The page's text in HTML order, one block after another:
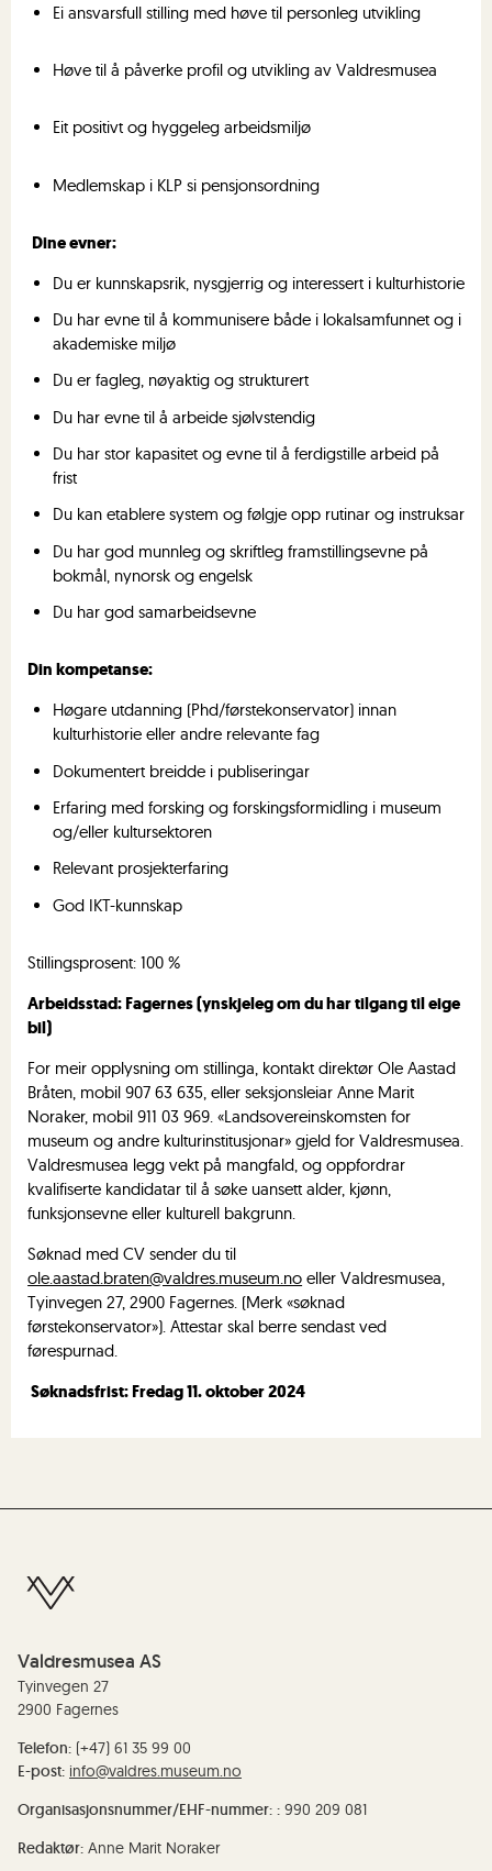
Ei ansvarsfull stilling med høve til personleg utvikling
Høve til å påverke profil og utvikling av Valdresmusea
Eit positivt og hyggeleg arbeidsmiljø
Medlemskap i KLP si pensjonsordning
Dine evner:
Du er kunnskapsrik, nysgjerrig og interessert i kulturhistorie
Du har evne til å kommunisere både i lokalsamfunnet og i
akademiske miljø
Du er fagleg, nøyaktig og strukturert
Du har evne til å arbeide sjølvstendig
Du har stor kapasitet og evne til å ferdigstille arbeid på
frist
Du kan etablere system og følgje opp rutinar og instruksar
Du har god munnleg og skriftleg framstillingsevne på
bokmål, nynorsk og engelsk
Du har god samarbeidsevne
Din kompetanse:
Høgare utdanning (Phd/førstekonservator) innan
kulturhistorie eller andre relevante fag
Dokumentert breidde i publiseringar
Erfaring med forsking og forskingsformidling i museum
og/eller kultursektoren
Relevant prosjekterfaring
God IKT-kunnskap
Stillingsprosent: 100 %
​Arbeidsstad: Fagernes (ynskjeleg om du har tilgang til eige
bil)
For meir opplysning om stillinga, kontakt direktør Ole Aastad
Bråten, mobil 907 63 635, eller seksjonsleiar Anne Marit
Noraker, mobil 911 03 969. «Landsovereinskomsten for
museum og andre kulturinstitusjonar» gjeld for Valdresmusea.
Valdresmusea legg vekt på mangfald, og oppfordrar
kvalifiserte kandidatar til å søke uansett alder, kjønn,
funksjonsevne eller kulturell bakgrunn.
Søknad med CV sender du til
ole.aastad.braten@valdres.museum.no eller Valdresmusea,
Tyinvegen 27, 2900 Fagernes. (Merk «søknad
førstekonservator»). Attestar skal berre sendast ved
førespurnad.
Søknadsfrist: Fredag 11. oktober 2024
Valdresmusea AS
Tyinvegen 27
2900 Fagernes
Telefon: (+47) 61 35 99 00
E-post: info@valdres.museum.no
Organisasjonsnummer/EHF-nummer: : 990 209 081
Redaktør: Anne Marit Noraker